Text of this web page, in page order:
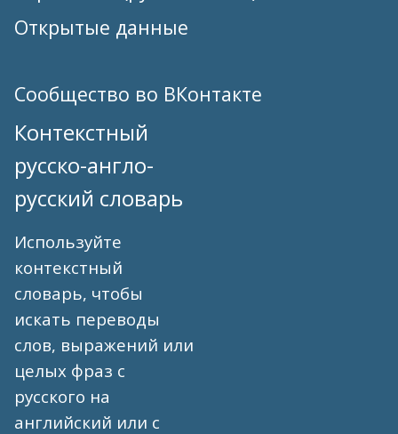
Открытые данные
Сообщество во ВКонтакте
Контекстный
русско-англо-
русский словарь
Используйте
контекстный
словарь, чтобы
искать переводы
слов, выражений или
целых фраз с
русского на
английский или с